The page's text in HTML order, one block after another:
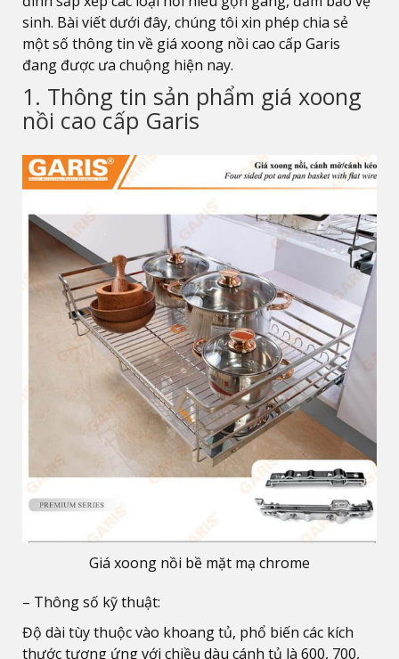
sinh. Bài viết dưới đây, chúng tôi xin phép chia sẻ
một số thông tin về giá xoong nồi cao cấp Garis
đang được ưa chuộng hiện nay.
1. Thông tin sản phẩm giá xoong
nồi cao cấp Garis
Giá xoong nồi bề mặt mạ chrome
– Thông số kỹ thuật:
Độ dài tùy thuộc vào khoang tủ, phổ biến các kích
thước tương ứng với chiều dàu cánh tủ là 600, 700,